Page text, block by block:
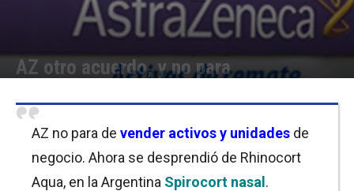
AZ otro acuerdo, y no para
AZ no para de vender activos y unidades de
negocio. Ahora se desprendió de Rhinocort
Aqua, en la Argentina Spirocort nasal .